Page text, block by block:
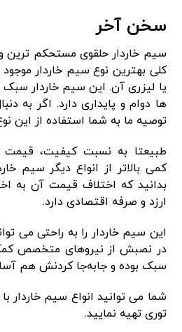
سخن آخر
سیم خاردار حلقوی مستحکم ترین
کلی بهترین نوع سیم خاردار
یا لیزری آن. این سیم خاردار
ها دوام و پایداری دارد. اگر به
توصیه ما به شما استفاده از این
طبیعتا به نسبت کیفیت،
کمی بالاتر از انواع دیگر سیم
بدانید که اختلاف قیمت آن به
ارزد و صرفه اقتصادی دارد.
این سیم خاردار را به راحتی می
در نصبش از نیروهای متخصص
سبک بوده و جابه‌جا کردنش هم
شما می توانید انواع سیم خاردار
توری تهیه نمایید.